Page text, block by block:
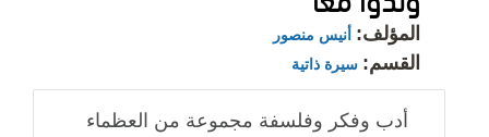
المؤلف: أنيس منصور
القسم: سيرة ذاتية
أدب وفكر وفلسفة مجموعة من العظماء